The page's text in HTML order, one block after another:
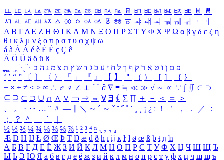
ㅥ ㅦ ㅧ ㅨ ㅩ ㅪ ㅫ ㅬ ㅭ ㅮ ㅯ ㅰ ㅱ ㅲ ㅳ ㅴ ㅵ ㅶ ㅷ ㅸ
ㅹ
ㅺ ㅻ ㅼ ㅽ ㅾ ㅿ ㆀ ㆁ ㆂ ㆃ ㆄ ㆅ ㆆ ㆇ ㆈ ㆉ ㆊ ㆋ ㆌ ㆍ
ㆎ
Α Β ΓΔ Ε Ζ Η Θ Ι ΚΛ Μ Ν Ξ Ο Π Ρ Σ ΤΥ Φ Χ Ψ Ω α β γ δ ε ζ η
θ ι κ λ μ ν ξ ο π ρ σ τ υ φ χ ψ ω
á à Á À é è É È ç Ç ê
Ä Ö Ü ä ö ü ß
ִֶֹ ֻּ ׁׂ פ ם ן ו ט א ר ק ף ך ל ח י ע כ ג ד ש ץ ת צ מ נ ה ב
‘ ’ “ ” 〔 〕 〈 〉 「 」 『 』 【 】 ＂ （ ） ［ ］ ｛ ｝
± × ÷ ≠ ≤ ≥ ∞ ∴ ♂ ♀ ∠ ⊥ ⌒ ∂ ∇ ≡ ≒ ≪ ≫ √ ∽ ∝ ∵ ∫ ∬ ∈ ∋
⊆ ⊇ ⊂ ⊃ ∪ ∩ ∧ ∨ ￢ ⇒ ⇔ ∀ ∃ ∮ ∑ ∏ ＋ － ＜ ＝
＞
、
。 · ‥ … ¨ 〃 ― ＼ ∼ ´ ～ ˇ ˘ ˝ ˚ ˙ ¸ ¡ ¿ ː ！ ＇ ， ． ／
：
；
？ ＾ ｀
½ ⅓ ⅔ ¼ ¾ ⅛ ⅜ ⅝ ⅞ ¹ ² ³ ⁴ ⁿ ₁ ₂ ₃ ₄
Æ Ð Ħ Ĳ Ł Ø Œ Þ Ŧ Ŋ æ đ ð ħ ı ĳ ĸ ŀ ł ø œ ß þ ŧ ŋ ŉ
А Б В Г Д Е Ё Ж З И Й К Л М Н О П Р С Т У Ф Х Ц Ч Ш Щ Ъ
Ы Ь Э Ю Я а б в г д е ё ж з и й к л м н о п р с т у ф х ц ч ш щ ъ